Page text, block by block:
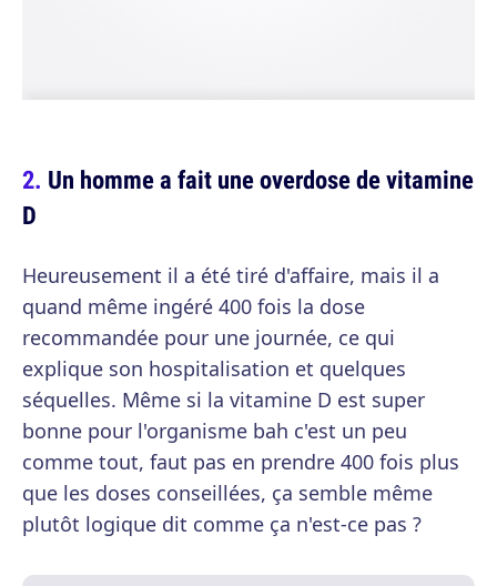
Un homme a fait une overdose de vitamine
D
Heureusement il a été tiré d'affaire, mais il a
quand même ingéré 400 fois la dose
recommandée pour une journée, ce qui
explique son hospitalisation et quelques
séquelles. Même si la vitamine D est super
bonne pour l'organisme bah c'est un peu
comme tout, faut pas en prendre 400 fois plus
que les doses conseillées, ça semble même
plutôt logique dit comme ça n'est-ce pas ?